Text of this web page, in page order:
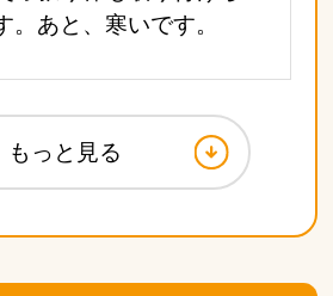
。あと、寒いです。
もっと見る